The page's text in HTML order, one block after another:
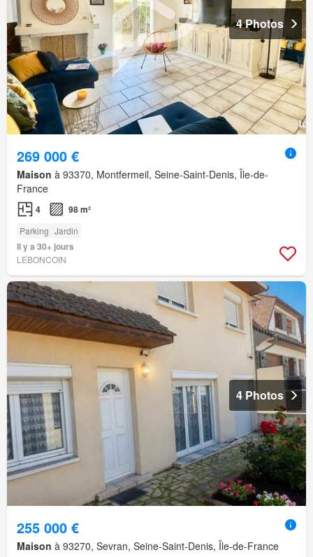
4 Photos
269 000 €
Maison à 93370, Montfermeil, Seine-Saint-Denis, Île-de-
France
4 98 m²
Parking Jardin
Il y a 30+ jours
LEBONCOIN
4 Photos
255 000 €
Maison à 93270, Sevran, Seine-Saint-Denis, Île-de-France